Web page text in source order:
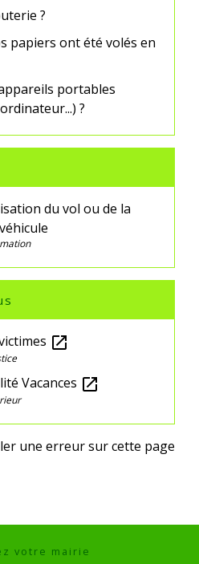
?
papiers ont été volés en
portables
?
du vol ou de la
open_in_new
Vacances open_in_new
une erreur sur cette page
votre mairie